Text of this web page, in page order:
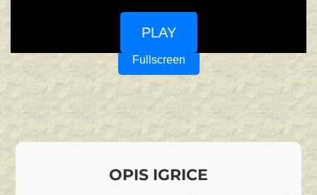
PLAY
Fullscreen
OPIS IGRICE